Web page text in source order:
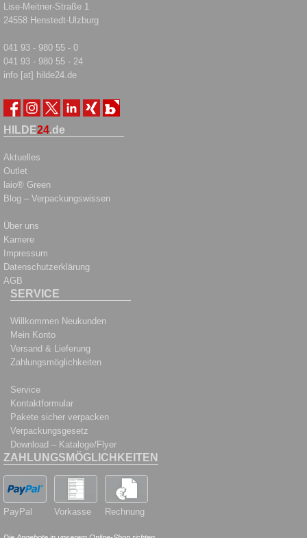
Lise-Meitner-Straße 1
24558 Henstedt-Ulzburg
041 93 - 980 55 - 0
041 93 - 980 55 - 24
info [at] hilde24.de
HILDE24.de
Aktuelles
Outlet
laio® Green
Blog – Verpackungswissen
Über uns
Karriere
Impressum
Datenschutzerklärung
AGB
SERVICE
Willkommen Neukunden
Mein Konto
Versand & Lieferung
Zahlungsmöglichkeiten
Service
Kontaktformular
Pakete sicher verpacken
Verpackungsgesetz
Download – Kataloge/Flyer
ZAHLUNGSMÖGLICHKEITEN
PayPal Vorkasse Rechnung